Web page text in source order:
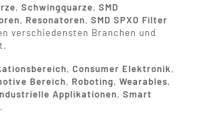
, Schwingquarze, SMD
, Resonatoren, SMD SPXO Filter
verschiedensten Branchen und
, Consumer Elektronik,
Bereich, Roboting, Wearables,
Applikationen, Smart
.